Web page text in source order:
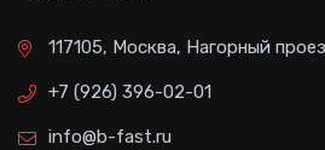
117105, Москва, Нагорный
+7 (926) 396-02-01
info@b-fast.ru